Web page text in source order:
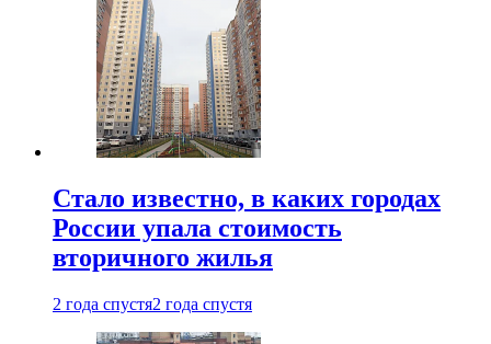
Стало известно, в каких городах
России упала стоимость
вторичного жилья
2 года спустя2 года спустя